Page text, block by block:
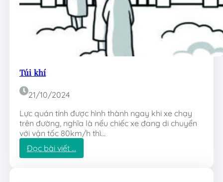
Túi khí
21/10/2024
Lực quán tính được hình thành ngay khi xe chạy
trên đường, nghĩa là nếu chiếc xe đang di chuyển
với vận tốc 80km/h thì…
Đọc bài viết …:
T